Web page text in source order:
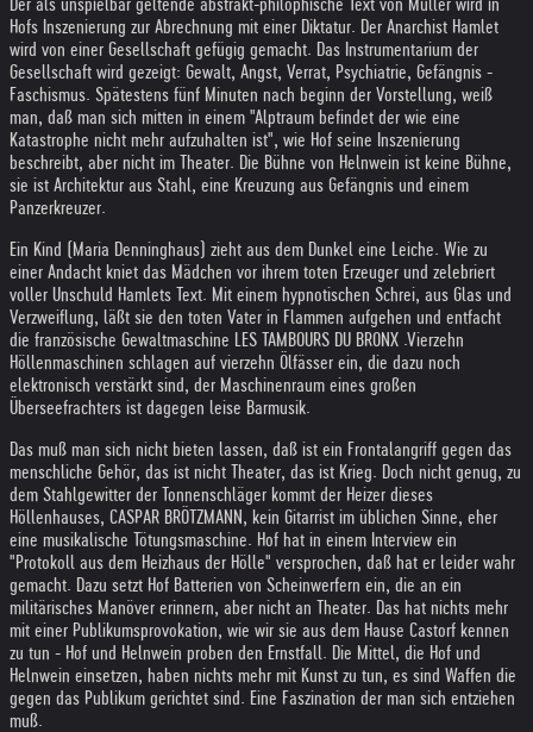
Der als unspielbar geltende abstrakt-philophische Text von Müller wird in
Hofs Inszenierung zur Abrechnung mit einer Diktatur. Der Anarchist Hamlet
wird von einer Gesellschaft gefügig gemacht. Das Instrumentarium der
Gesellschaft wird gezeigt: Gewalt, Angst, Verrat, Psychiatrie, Gefängnis -
Faschismus. Spätestens fünf Minuten nach beginn der Vorstellung, weiß
man, daß man sich mitten in einem "Alptraum befindet der wie eine
Katastrophe nicht mehr aufzuhalten ist", wie Hof seine Inszenierung
beschreibt, aber nicht im Theater. Die Bühne von Helnwein ist keine Bühne,
sie ist Architektur aus Stahl, eine Kreuzung aus Gefängnis und einem
Panzerkreuzer.
Ein Kind (Maria Denninghaus) zieht aus dem Dunkel eine Leiche. Wie zu
einer Andacht kniet das Mädchen vor ihrem toten Erzeuger und zelebriert
voller Unschuld Hamlets Text. Mit einem hypnotischen Schrei, aus Glas und
Verzweiflung, läßt sie den toten Vater in Flammen aufgehen und entfacht
die französische Gewaltmaschine LES TAMBOURS DU BRONX .Vierzehn
Höllenmaschinen schlagen auf vierzehn Ölfässer ein, die dazu noch
elektronisch verstärkt sind, der Maschinenraum eines großen
Überseefrachters ist dagegen leise Barmusik.
Das muß man sich nicht bieten lassen, daß ist ein Frontalangriff gegen das
menschliche Gehör, das ist nicht Theater, das ist Krieg. Doch nicht genug, zu
dem Stahlgewitter der Tonnenschläger kommt der Heizer dieses
Höllenhauses, CASPAR BRÖTZMANN, kein Gitarrist im üblichen Sinne, eher
eine musikalische Tötungsmaschine. Hof hat in einem Interview ein
"Protokoll aus dem Heizhaus der Hölle" versprochen, daß hat er leider wahr
gemacht. Dazu setzt Hof Batterien von Scheinwerfern ein, die an ein
militärisches Manöver erinnern, aber nicht an Theater. Das hat nichts mehr
mit einer Publikumsprovokation, wie wir sie aus dem Hause Castorf kennen
zu tun - Hof und Helnwein proben den Ernstfall. Die Mittel, die Hof und
Helnwein einsetzen, haben nichts mehr mit Kunst zu tun, es sind Waffen die
gegen das Publikum gerichtet sind. Eine Faszination der man sich entziehen
muß.